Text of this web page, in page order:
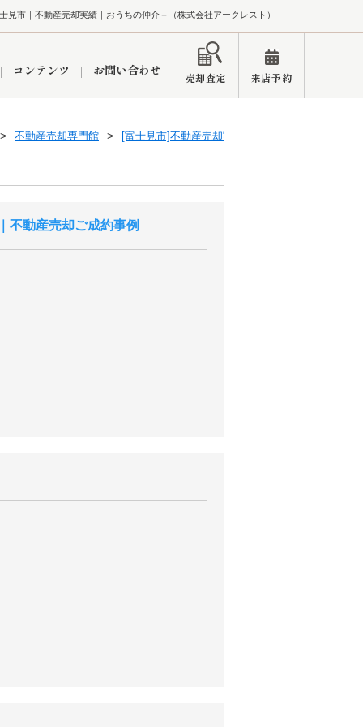
見市｜不動産売却実績｜おうちの仲介＋（株式会社アークレスト）
コンテンツ お問い合わせ 売却査定 来店予約
不動産売却専門館 [富士見市]不動産売却実績一覧
不動産売却ご成約事例